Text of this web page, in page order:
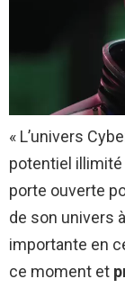
« L’univers
potentiel illimité
porte ouverte
de son univers
importante en
ce moment et